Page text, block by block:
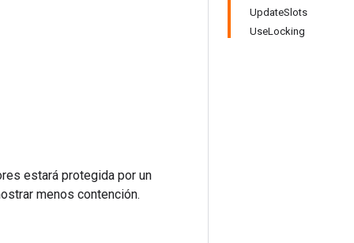
UpdateSlots
UseLocking
estará protegida por un
menos contención.